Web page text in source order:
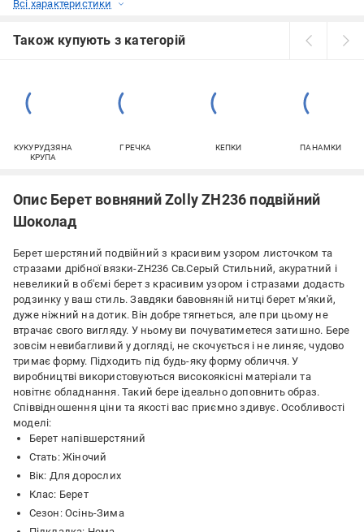
Всі характеристики
Також купують з категорій
КУКУРУДЗЯНА
КРУПА
ГРЕЧКА КЕПКИ ПАНАМКИ
Опис Берет вовняний Zolly ZH236 подвійний
Шоколад
Берет шерстяний подвійний з красивим узором листочком та
стразами дрібної вязки-ZH236 Св.Серый Стильний, акуратний і
невеликий в об'ємі берет з красивим узором і стразами додасть
родзинку у ваш стиль. Завдяки бавовняній нитці берет м'який,
дуже ніжний на дотик. Він добре тягнеться, але при цьому не
втрачає свого вигляду. У ньому ви почуватиметеся затишно. Бере
зовсім невибагливий у догляді, не скочується і не линяє, чудово
тримає форму. Підходить під будь-яку форму обличчя. У
виробництві використовуються високоякісні матеріали та
новітнє обладнання. Такий бере ідеально доповнить образ.
Співвідношення ціни та якості вас приємно здивує. Особливості
моделі:
Берет напівшерстяний
Стать: Жіночий
Вік: Для дорослих
Клас: Берет
Сезон: Осінь-Зима